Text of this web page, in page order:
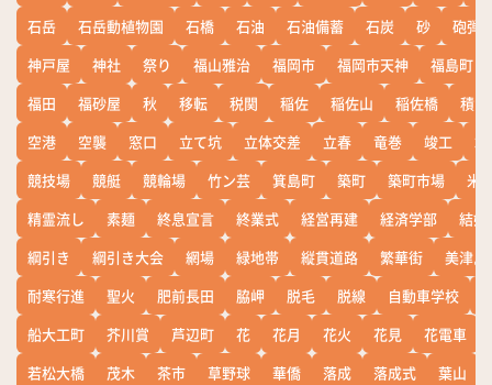
石岳
石岳動植物園 石橋 石油 石油備蓄 石炭 砂
砲弾
神戸屋
神社 祭り 福山雅治 福岡市 福岡市天神
福島町
福田
福砂屋 秋 移転 税関 稲佐 稲佐山 稲佐橋
積雪
空港
空襲 窓口 立て坑 立体交差 立春 竜巻 竣工
競技場
競艇 競輪場 竹ン芸 箕島町 築町 築町市場
米
精霊流し
素麺 終息宣言 終業式 経営再建 経済学部
結婚
綱引き
綱引き大会 網場 緑地帯 縦貫道路 繁華街
美津島
耐寒行進
聖火 肥前長田 脇岬 脱毛 脱線 自動車学校
船大工町
芥川賞 芦辺町 花 花月 花火 花見 花電車
若松大橋
茂木 茶市 草野球 華僑 落成 落成式 葉山